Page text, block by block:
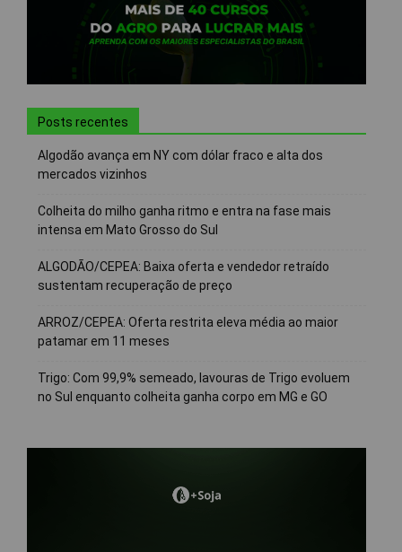
Posts recentes
Algodão avança em NY com dólar fraco e alta dos
mercados vizinhos
Colheita do milho ganha ritmo e entra na fase mais
intensa em Mato Grosso do Sul
ALGODÃO/CEPEA: Baixa oferta e vendedor retraído
sustentam recuperação de preço
ARROZ/CEPEA: Oferta restrita eleva média ao maior
patamar em 11 meses
Trigo: Com 99,9% semeado, lavouras de Trigo evoluem
no Sul enquanto colheita ganha corpo em MG e GO